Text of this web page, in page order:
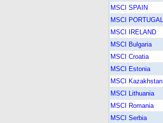
MSCI SPAIN
MSCI PORTUGAL
MSCI IRELAND
MSCI Bulgaria
MSCI Croatia
MSCI Estonia
MSCI Kazakhstan
MSCI Lithuania
MSCI Romania
MSCI Serbia